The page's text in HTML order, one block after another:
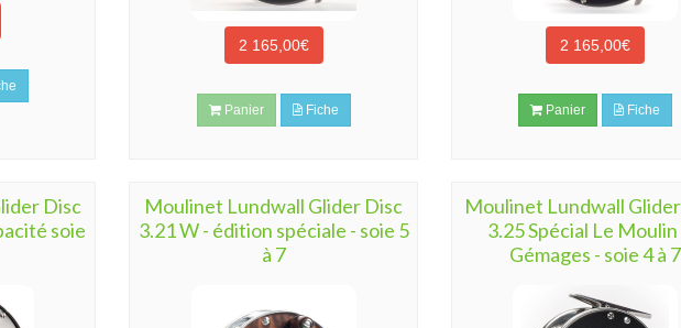
2 165,00€
Panier Fiche
2 165,00€
Panier Fiche
Disc
soie
Moulinet Lundwall Glider Disc
3.21 W - édition spéciale - soie 5
à 7
Moulinet Lundwall
3.25 Spécial Le Moulin
Gémages - soie 4 à 7